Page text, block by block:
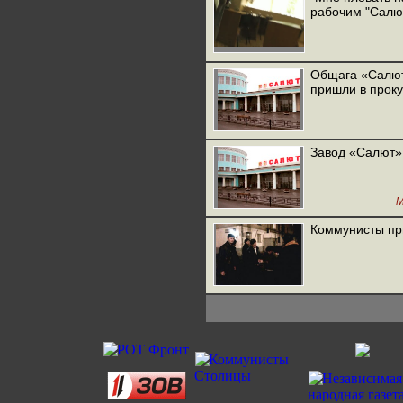
рабочим
Общага
пришли в
Завод
Коммунисты